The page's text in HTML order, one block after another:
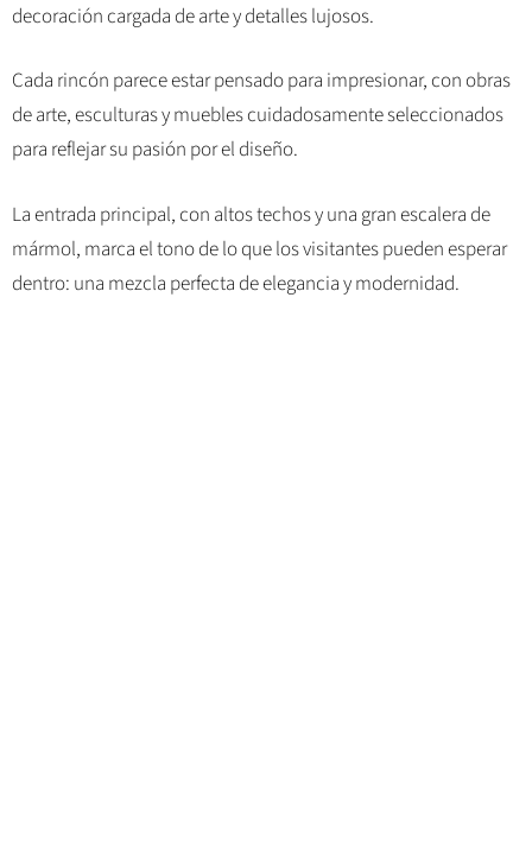
decoración cargada de arte y detalles lujosos.
Cada rincón parece estar pensado para impresionar, con obras
de arte, esculturas y muebles cuidadosamente seleccionados
para reflejar su pasión por el diseño.
La entrada principal, con altos techos y una gran escalera de
mármol, marca el tono de lo que los visitantes pueden esperar
dentro: una mezcla perfecta de elegancia y modernidad.